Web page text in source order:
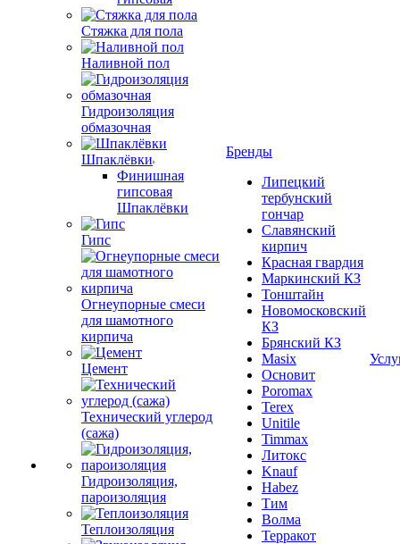
Стяжка для пола
Наливной пол
Гидроизоляция
обмазочная
Шпаклёвки
Финишная
гипсовая
Шпаклёвки
Гипс
Огнеупорные смеси
для шамотного
кирпича
Цемент
Технический углерод
(сажа)
Гидроизоляция,
пароизоляция
Теплоизоляция
Бренды
Липецкий
тербунский
гончар
Славянский
кирпич
Красная гвардия
Маркинский КЗ
Тонштайн
Новомосковский
КЗ
Брянский КЗ
Masix
Основит
Poromax
Terex
Unitile
Timmax
Литокс
Knauf
Habez
Тим
Волма
Терракот